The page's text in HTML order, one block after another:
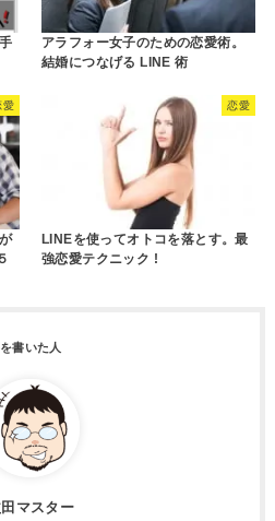
アラフォー女子のための恋愛術。
結婚につなげる LINE 術
愛 恋愛
LINEを使ってオトコを落とす。最
強恋愛テクニック !
マスター